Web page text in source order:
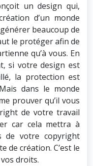
un design qui,
d’un monde
beaucoup de
le protéger afin de
qu’à vous. En
si votre design est
la protection est
dans le monde
prouver qu’il vous
de votre travail
car cela mettra à
de votre copyright
de création. C’est le
droits.